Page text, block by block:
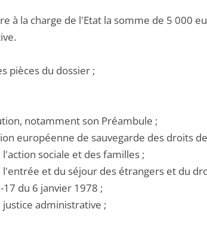
à la charge de l'Etat la somme de 5 000
pièces du dossier ;
notamment son Préambule ;
européenne de sauvegarde des droits
l'action sociale et des familles ;
l'entrée et du séjour des étrangers et du
17 du 6 janvier 1978 ;
justice administrative ;